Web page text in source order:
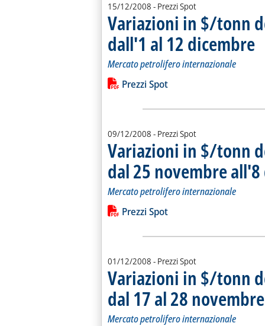
15/12/2008 - Prezzi Spot
Variazioni in $/tonn
dall'1 al 12 dicembre ..
Mercato petrolifero internazionale
Leggi tutta la notizia: 'Variazioni in
Lista allegati PDF alla notizia
Prezzi Spot
09/12/2008 - Prezzi Spot
Variazioni in $/tonn
dal 25 novembre
Mercato petrolifero internazionale
Leggi tutta la notizia: 'Variazioni in
Lista allegati PDF alla notizia
Prezzi Spot
01/12/2008 - Prezzi Spot
Variazioni in $/tonn
dal 17 al 28 novembre
Mercato petrolifero internazionale